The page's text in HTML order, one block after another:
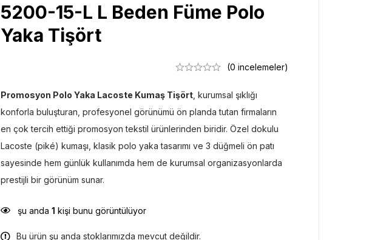
5200-15-L L Beden Füme Polo
Yaka Tişört
(0 incelemeler)
Promosyon Polo Yaka Lacoste Kumaş Tişört , kurumsal şıklığı
konforla buluşturan, profesyonel görünümü ön planda tutan firmaların
en çok tercih ettiği promosyon tekstil ürünlerinden biridir. Özel dokulu
Lacoste (piké) kumaşı, klasik polo yaka tasarımı ve 3 düğmeli ön patı
sayesinde hem günlük kullanımda hem de kurumsal organizasyonlarda
prestijli bir görünüm sunar.
şu anda 1 kişi bunu görüntülüyor
Bu ürün şu anda stoklarımızda mevcut değildir.